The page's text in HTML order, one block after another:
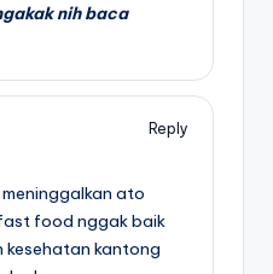
nih baca
Reply
ato
food nggak baik
kesehatan kantong